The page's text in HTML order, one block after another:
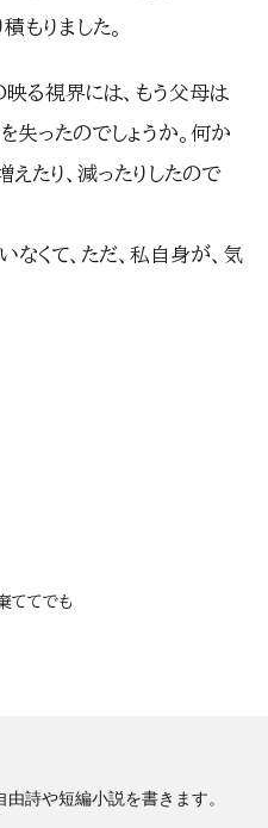
もりました。
る視界には、もう父母は
失ったのでしょうか。何か
えたり、減ったりしたので
くて、ただ、私自身が、気
ててでも
詩や短編小説を書きます。